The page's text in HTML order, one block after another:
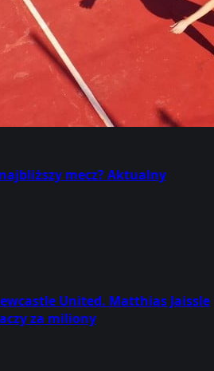
mecz? Aktualny
United. Matthias Jaissle
za miliony